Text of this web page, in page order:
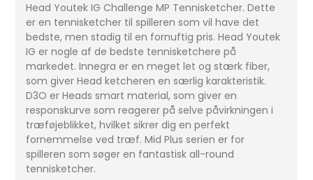
Head Youtek IG Challenge MP Tennisketcher. Dette
er en tennisketcher til spilleren som vil have det
bedste, men stadig til en fornuftig pris. Head Youtek
IG er nogle af de bedste tennisketchere på
markedet. Innegra er en meget let og stærk fiber,
som giver Head ketcheren en særlig karakteristik.
D3O er Heads smart material, som giver en
responskurve som reagerer på selve påvirkningen i
træføjeblikket, hvilket sikrer dig en perfekt
fornemmelse ved træf. Mid Plus serien er for
spilleren som søger en fantastisk all-round
tennisketcher.